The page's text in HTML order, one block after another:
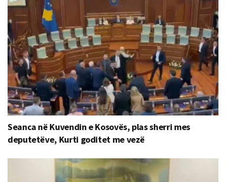
Seanca në Kuvendin e Kosovës, plas sherri mes
deputetëve, Kurti goditet me vezë